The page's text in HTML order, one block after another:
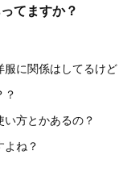
てますか？
服に関係はしてるけど
？
方とかあるの？
よね？